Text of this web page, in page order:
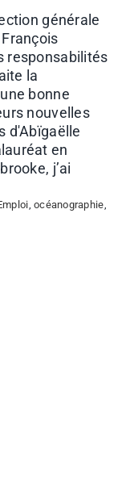
Contact
À propos
générale
responsabilités
la
bonne
nouvelles
d'Abïgaëlle
en
j’ai
,océanographie,